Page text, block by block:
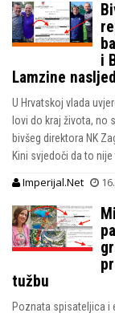
i
Lamzine
U Hrvatskoj vlada
lovi do kraj života, no
bivšeg direktora NK
Kini svjedoči da to nije
Imperijal.Net
tužbu
Poznata spisateljica i